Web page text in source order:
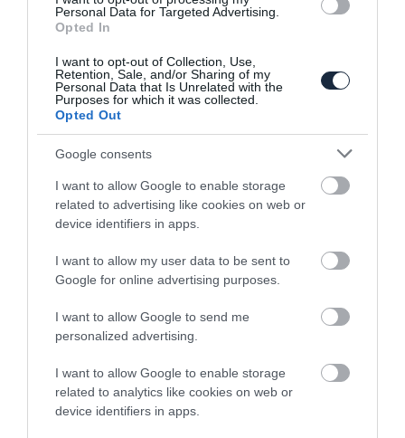
Personal Data for Targeted Advertising.
Opted In
I want to opt-out of Collection, Use,
Retention, Sale, and/or Sharing of my
Personal Data that Is Unrelated with the
Purposes for which it was collected.
Opted Out
Google consents
I want to allow Google to enable storage
related to advertising like cookies on web or
device identifiers in apps.
I want to allow my user data to be sent to
Google for online advertising purposes.
I want to allow Google to send me
personalized advertising.
I want to allow Google to enable storage
related to analytics like cookies on web or
device identifiers in apps.
Carlos Ghosn szerint a Honda hamarosan
megszerzi a…
Konnektoros hibrid koncepciót készül